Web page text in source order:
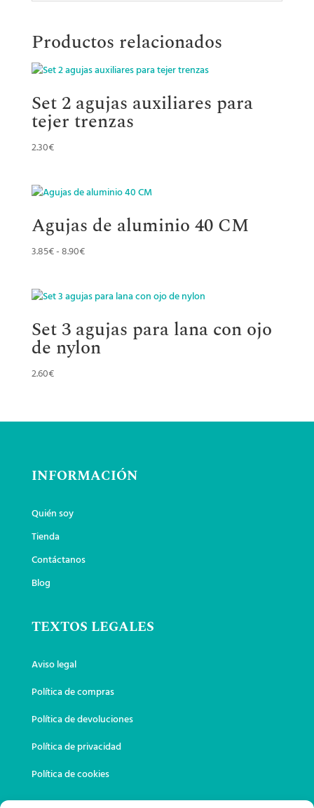
Productos relacionados
Set 2 agujas auxiliares para
tejer trenzas
2.30€
Agujas de aluminio 40 CM
3.85€-8.90€Rango
desde
hasta
8.90€
Set 3 agujas para lana con ojo
de nylon
2.60€
INFORMACIÓN
Quién soy
Tienda
Contáctanos
Blog
TEXTOS LEGALES
Aviso legal
Política de compras
Política de devoluciones
Política de privacidad
Política de cookies